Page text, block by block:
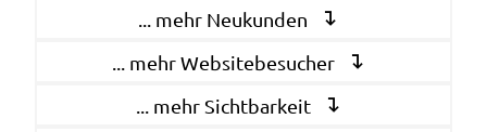
... mehr Neukunden
... mehr Websitebesucher
... mehr Sichtbarkeit